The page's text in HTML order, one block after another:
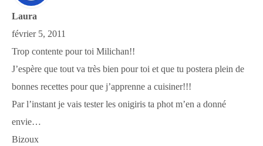
Laura
février 5, 2011
Trop contente pour toi Milichan!!
J’espère que tout va très bien pour toi et que tu postera plein de
bonnes recettes pour que j’apprenne a cuisiner!!!
Par l’instant je vais tester les onigiris ta phot m’en a donné
envie…
Bizoux